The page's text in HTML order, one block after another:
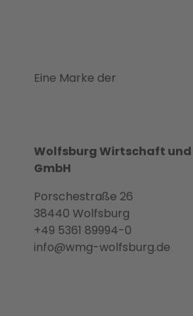
Eine Marke der
Wolfsburg Wirtschaft
GmbH
Porschestraße 26
38440 Wolfsburg
+49 5361 89994-0
info@wmg-wolfsburg.de